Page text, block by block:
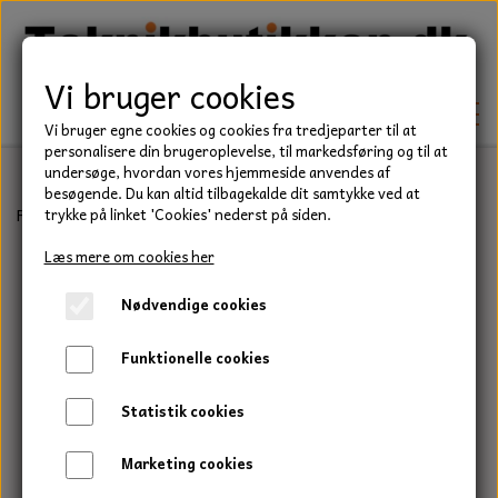
TEKNIK
KILEREMME
LEJER
PAKDÅSER
LÅSERINGE
BEFÆSTELSE
HAVE/PARK
UNIVERSALE REMME TIL PLÆNEKLIPPER OG
HAVETRAKTOR
TRAKTOR/ENTREPRENØR
Forside Kniv, 359 mm., til AYP, Husqvarna m. flere.
Vi bruger cookies
Vi bruger egne cookies og cookies fra tredjeparter til at
personalisere din brugeroplevelse, til markedsføring og til at
undersøge, hvordan vores hjemmeside anvendes af
besøgende. Du kan altid tilbagekalde dit samtykke ved at
trykke på linket 'Cookies' nederst på siden.
Læs mere om cookies her
Nødvendige cookies
Funktionelle cookies
Statistik cookies
Marketing cookies